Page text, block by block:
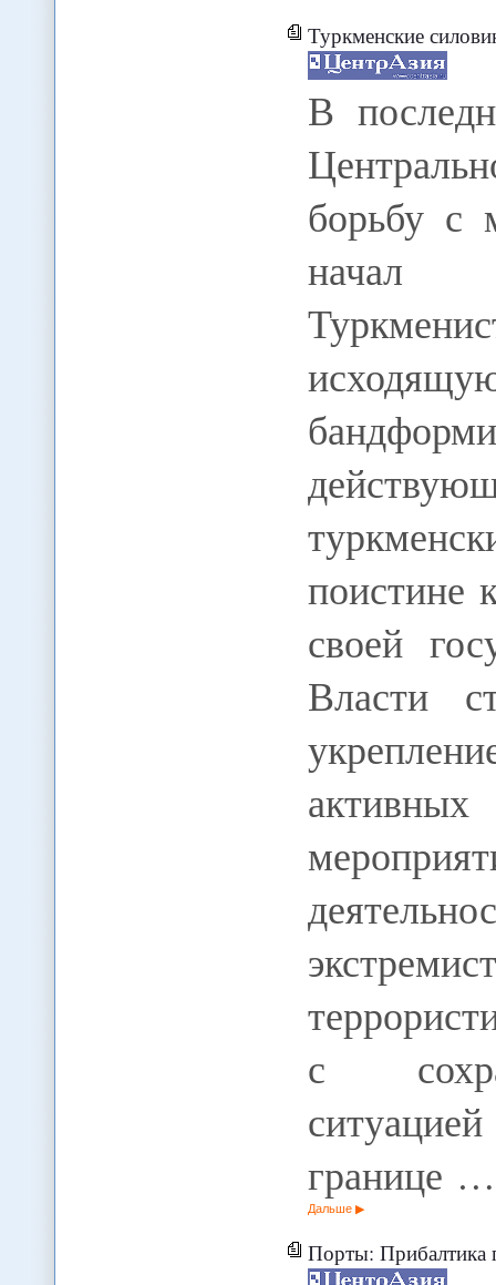
Туркменские
В
борьбу с
начал
поистине
своей
Власти
с
границе …
Дальше
Порты: Прибалтика